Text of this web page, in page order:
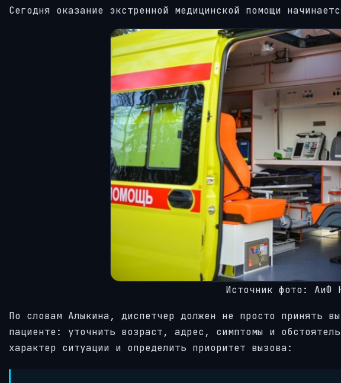
Сегодня оказание экстренной медицинской помощи
Источник фото: АиФ
По словам Алыкина, диспетчер должен не просто принять
пациенте: уточнить возраст, адрес, симптомы и
характер ситуации и определить приоритет вызова: